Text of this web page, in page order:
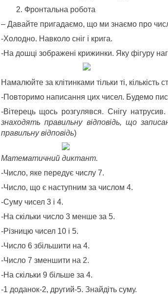
Фронтальна робота
– Давайте пригадаємо, що ми знаємо про
-Холодно. Навколо сніг і крига.
-На дошці зображені крижинки. Яку фігуру
Намалюйте за клітинками тільки ті,
-Повторимо написання цих чисел. Будемо
-Вітерець щось розгулявся. Снігу
знаходять правильну відповідь, що
правильну відповідь)
Математичний диктант.
-Число, яке передує числу 7.
-Число, що є наступним за числом 4.
-Суму чисел 3 і 4.
-На скільки число 3 менше за 5.
-Різницю чисел 10 і 5.
-Число 6 збільшити на 4.
-Число 7 зменшити на 2.
-На скільки 9 більше за 4.
-1 доданок-2, другий-5. Знайдіть суму.